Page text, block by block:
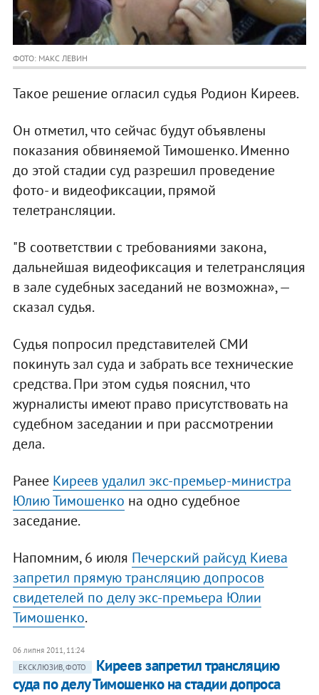
ФОТО: МАКС ЛЕВИН
Такое решение огласил судья Родион Киреев.
Он отметил, что сейчас будут объявлены
показания обвиняемой Тимошенко. Именно
до этой стадии суд разрешил проведение
фото- и видеофиксации, прямой
телетрансляции.
"В соответствии с требованиями закона,
дальнейшая видеофиксация и телетрансляция
в зале судебных заседаний не возможна», —
сказал судья.
Судья попросил представителей СМИ
покинуть зал суда и забрать все технические
средства. При этом судья пояснил, что
журналисты имеют право присутствовать на
судебном заседании и при рассмотрении
дела.
Ранее Киреев удалил экс-премьер-министра
Юлию Тимошенко на одно судебное
заседание.
Напомним, 6 июля Печерский райсуд Киева
запретил прямую трансляцию допросов
свидетелей по делу экс-премьера Юлии
Тимошенко.
06 липня 2011, 11:24
ЕКСКЛЮЗИВ, ФОТО
Киреев запретил трансляцию
суда по делу Тимошенко на стадии допроса